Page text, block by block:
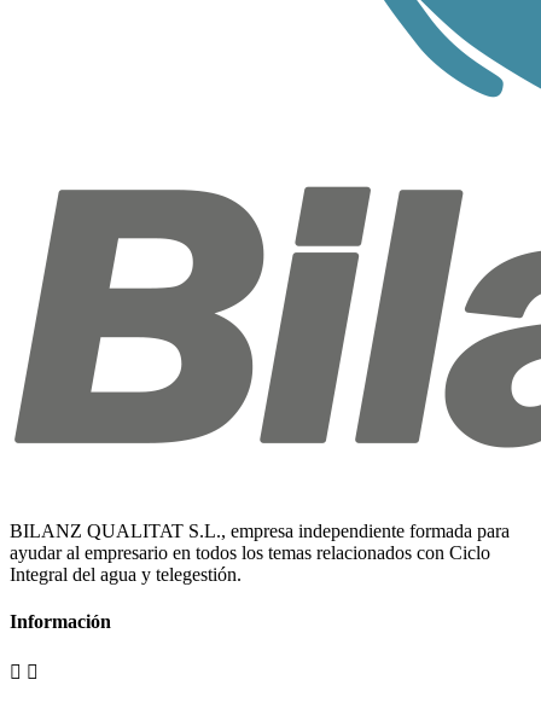
BILANZ QUALITAT S.L., empresa independiente formada para
ayudar al empresario en todos los temas relacionados con Ciclo
Integral del agua y telegestión.
Información
 